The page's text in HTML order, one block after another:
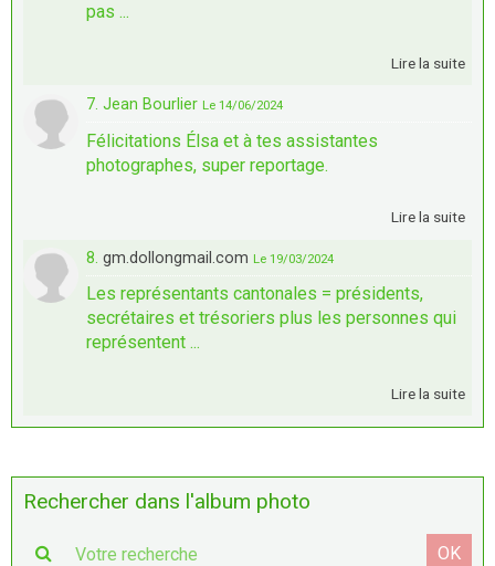
pas ...
Lire la suite
7. Jean Bourlier Le 14/06/2024
Félicitations Élsa et à tes assistantes
photographes, super reportage.
Lire la suite
8. gm.dollongmail.com Le 19/03/2024
Les représentants cantonales = présidents,
secrétaires et trésoriers plus les personnes qui
représentent ...
Lire la suite
Rechercher dans l'album photo
OK